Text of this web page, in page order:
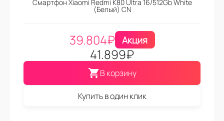
Смартфон Xiaomi Redmi K80 Ultra 16/512Gb White
(Белый) CN
39.804₽ Акция
41.899₽
В корзину
Купить в один клик